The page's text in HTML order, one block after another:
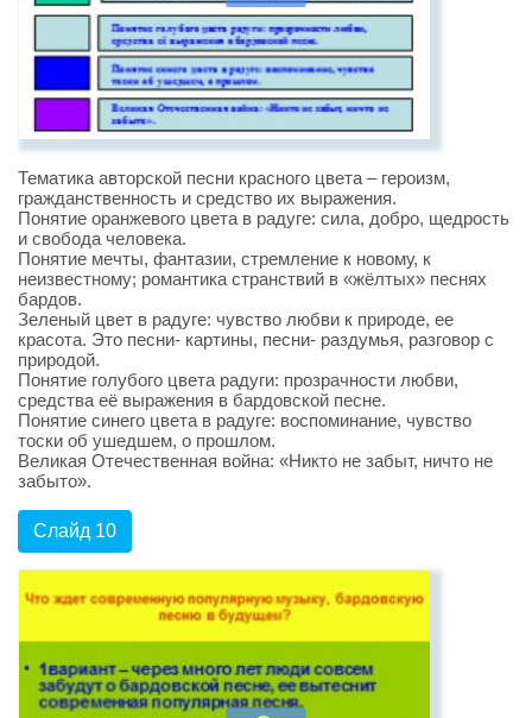
Тематика авторской песни красного цвета – героизм,
гражданственность и средство их выражения.
Понятие оранжевого цвета в радуге: сила, добро, щедрость
и свобода человека.
Понятие мечты, фантазии, стремление к новому, к
неизвестному; романтика странствий в «жёлтых» песнях
бардов.
Зеленый цвет в радуге: чувство любви к природе, ее
красота. Это песни- картины, песни- раздумья, разговор с
природой.
Понятие голубого цвета радуги: прозрачности любви,
средства её выражения в бардовской песне.
Понятие синего цвета в радуге: воспоминание, чувство
тоски об ушедшем, о прошлом.
Великая Отечественная война: «Никто не забыт, ничто не
забыто».
Слайд 10